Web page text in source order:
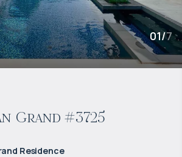
01/7
Grand #3725
Residence